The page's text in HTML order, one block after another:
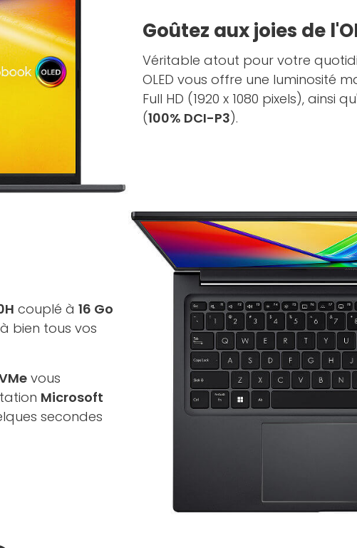
Goûtez aux joies de
Véritable atout pour votre
OLED vous offre une luminosité
Full HD (1920 x 1080 pixels),
(100% DCI-P3).
couplé à 16 Go
bien tous vos
vous
Microsoft
secondes